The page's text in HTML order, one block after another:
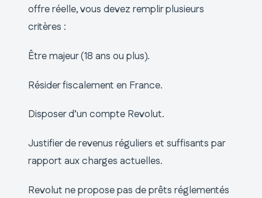
offre réelle, vous devez remplir plusieurs
critères :
Être majeur (18 ans ou plus).
Résider fiscalement en France.
Disposer d’un compte Revolut.
Justifier de revenus réguliers et suffisants par
rapport aux charges actuelles.
Revolut ne propose pas de prêts réglementés